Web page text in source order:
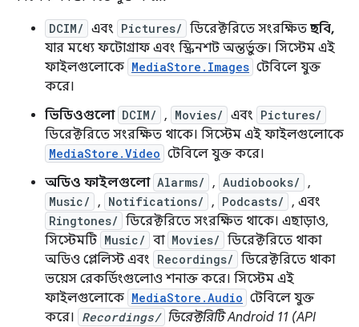
DCIM/ এবং Pictures/ ডিরেক্টরিতে সংরক্ষিত ছবি,
যার মধ্যে ফটোগ্রাফ এবং স্ক্রিনশট অন্তর্ভুক্ত। সিস্টেম এই
ফাইলগুলোকে MediaStore.Images টেবিলে যুক্ত
করে।
ভিডিওগুলো DCIM/ , Movies/ এবং Pictures/
ডিরেক্টরিতে সংরক্ষিত থাকে। সিস্টেম এই ফাইলগুলোকে
MediaStore.Video টেবিলে যুক্ত করে।
অডিও ফাইলগুলো Alarms/ , Audiobooks/ ,
Music/ , Notifications/ , Podcasts/ , এবং
Ringtones/ ডিরেক্টরিতে সংরক্ষিত থাকে। এছাড়াও,
সিস্টেমটি Music/ বা Movies/ ডিরেক্টরিতে থাকা
অডিও প্লেলিস্ট এবং Recordings/ ডিরেক্টরিতে থাকা
ভয়েস রেকর্ডিংগুলোও শনাক্ত করে। সিস্টেম এই
ফাইলগুলোকে MediaStore.Audio টেবিলে যুক্ত
করে।
Recordings/ ডিরেক্টরিটি Android 11 (API